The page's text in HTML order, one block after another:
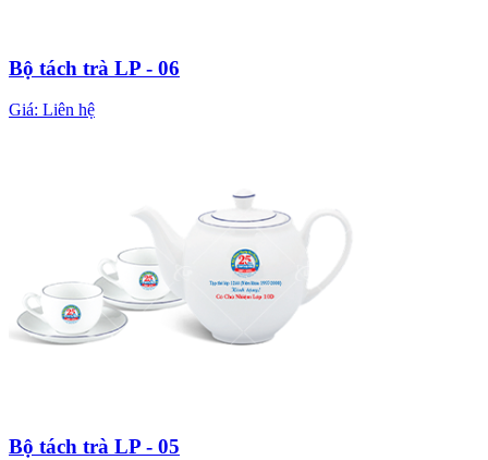
Bộ tách trà LP - 06
Giá: Liên hệ
Bộ tách trà LP - 05